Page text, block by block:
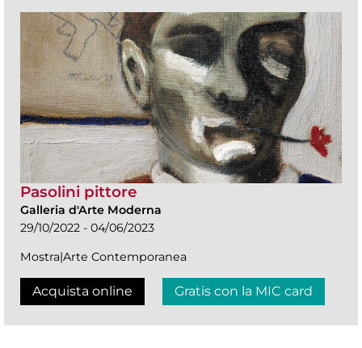
Pasolini pittore
Galleria d'Arte Moderna
29/10/2022 - 04/06/2023
Mostra|Arte Contemporanea
Acquista online Gratis con la MIC card